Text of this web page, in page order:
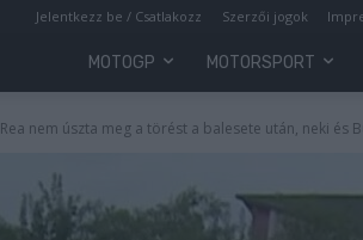
Jelentkezz be / Csatlakozz Szerzői jogok
MOTOGP MOTORSPORT
Rea nem úszta meg a törést a balesete után, neki és